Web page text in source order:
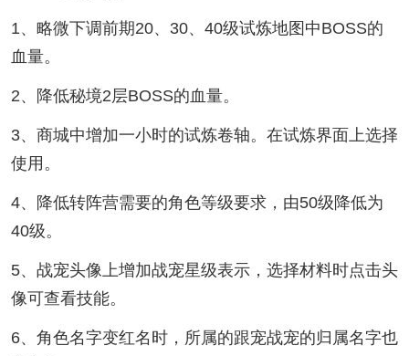
1、略微下调前期20、30、40级试炼地图中BOSS的
血量。
2、降低秘境2层BOSS的血量。
3、商城中增加一小时的试炼卷轴。在试炼界面上选择
使用。
4、降低转阵营需要的角色等级要求，由50级降低为
40级。
5、战宠头像上增加战宠星级表示，选择材料时点击头
像可查看技能。
6、角色名字变红名时，所属的跟宠战宠的归属名字也